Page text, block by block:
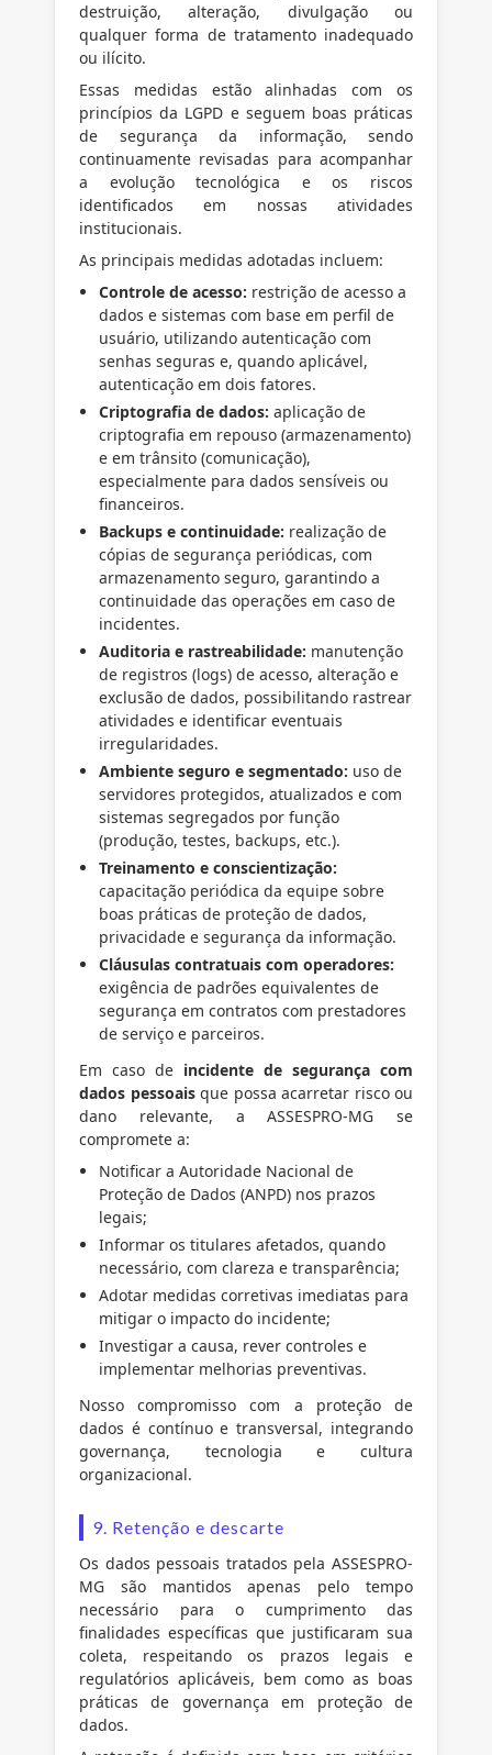
destruição, alteração, divulgação ou
qualquer forma de tratamento inadequado
ou ilícito.
Essas medidas estão alinhadas com os
princípios da LGPD e seguem boas práticas
de segurança da informação, sendo
continuamente revisadas para acompanhar
a evolução tecnológica e os riscos
identificados em nossas atividades
institucionais.
As principais medidas adotadas incluem:
Controle de acesso: restrição de acesso a
dados e sistemas com base em perfil de
usuário, utilizando autenticação com
senhas seguras e, quando aplicável,
autenticação em dois fatores.
Criptografia de dados: aplicação de
criptografia em repouso (armazenamento)
e em trânsito (comunicação),
especialmente para dados sensíveis ou
financeiros.
Backups e continuidade: realização de
cópias de segurança periódicas, com
armazenamento seguro, garantindo a
continuidade das operações em caso de
incidentes.
Auditoria e rastreabilidade: manutenção
de registros (logs) de acesso, alteração e
exclusão de dados, possibilitando rastrear
atividades e identificar eventuais
irregularidades.
Ambiente seguro e segmentado: uso de
servidores protegidos, atualizados e com
sistemas segregados por função
(produção, testes, backups, etc.).
Treinamento e conscientização:
capacitação periódica da equipe sobre
boas práticas de proteção de dados,
privacidade e segurança da informação.
Cláusulas contratuais com operadores:
exigência de padrões equivalentes de
segurança em contratos com prestadores
de serviço e parceiros.
Em caso de incidente de segurança com
dados pessoaisque possa acarretar risco ou
dano relevante, a ASSESPRO-MG se
compromete a:
Notificar a Autoridade Nacional de
Proteção de Dados (ANPD) nos prazos
legais;
Informar os titulares afetados, quando
necessário, com clareza e transparência;
Adotar medidas corretivas imediatas para
mitigar o impacto do incidente;
Investigar a causa, rever controles e
implementar melhorias preventivas.
Nosso compromisso com a proteção de
dados é contínuo e transversal, integrando
governança, tecnologia e cultura
organizacional.
9. Retenção e descarte
Os dados pessoais tratados pela ASSESPRO-
MG são mantidos apenas pelo tempo
necessário para o cumprimento das
finalidades específicas que justificaram sua
coleta, respeitando os prazos legais e
regulatórios aplicáveis, bem como as boas
práticas de governança em proteção de
dados.